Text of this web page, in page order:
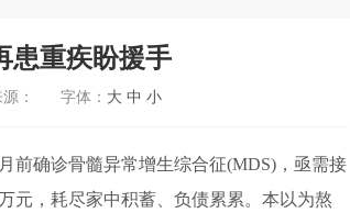
患重疾盼援手
： 字体： 大 中 小
确诊骨髓异常增生综合征(MDS)，亟需接
元，耗尽家中积蓄、负债累累。本以为熬